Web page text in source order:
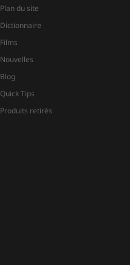
Plan du site
Dictionnaire
Films
Nouvelles
Blog
Quick Tips
Produits retirés